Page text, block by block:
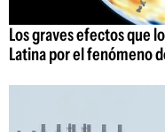
Los graves efectos que
Latina por el fenómeno